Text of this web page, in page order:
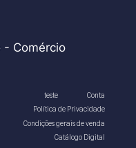
Comércio
teste
Conta
Política de Privacidade
Condições gerais de venda
Catálogo Digital